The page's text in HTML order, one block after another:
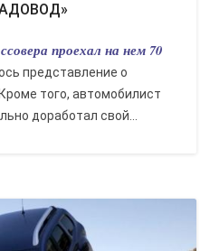
проехал на нем 70
представление о
того, автомобилист
доработал свой...